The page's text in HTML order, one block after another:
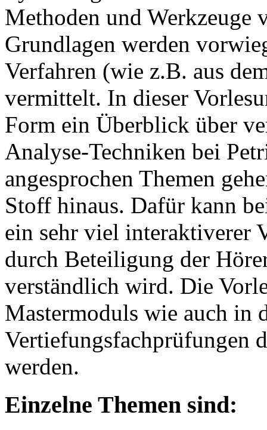
Methoden und Werkzeuge
Grundlagen werden
Verfahren (wie z.B. aus
vermittelt. In dieser
Form ein Überblick über
Analyse-Techniken bei
angesprochen Themen
Stoff hinaus. Dafür kann
ein sehr viel interaktiverer
durch Beteiligung der
verständlich wird. Die
Mastermoduls wie auch in
Vertiefungsfachprüfungen
werden.
Einzelne Themen sind: